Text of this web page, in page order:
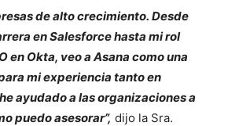
de alto crecimiento. Desde
en Salesforce hasta mi rol
en Okta, veo a Asana como una
mi experiencia tanto en
ayudado a las organizaciones a
puedo asesorar”, dijo la Sra.